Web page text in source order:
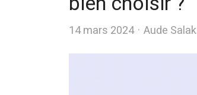
14 mars 2024 Author
Aude Salak